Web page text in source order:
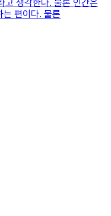
고 생각한다. 물론 인간은
편이다. 물론